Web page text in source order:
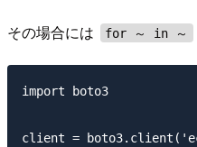
その場合には for ～ in ～
import boto3
client =